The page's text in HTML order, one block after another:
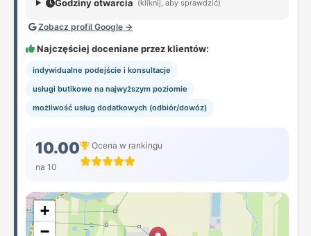
Godziny otwarcia (kliknij, aby sprawdzić)
Zobacz profil Google →
Najczęściej doceniane przez klientów:
indywidualne podejście i konsultacje
usługi butikowe na najwyższym poziomie
możliwość usług dodatkowych (odbiór/dowóz)
10.00
na 10
Ocena w rankingu
+
−